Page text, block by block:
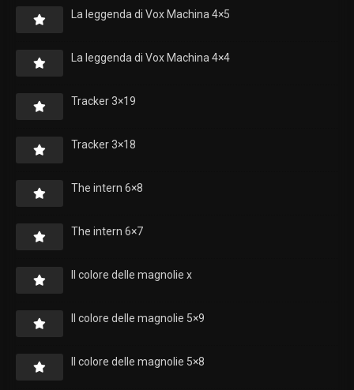
La leggenda di Vox Machina 4×5
La leggenda di Vox Machina 4×4
Tracker 3×19
Tracker 3×18
The intern 6×8
The intern 6×7
Il colore delle magnolie x
Il colore delle magnolie 5×9
Il colore delle magnolie 5×8